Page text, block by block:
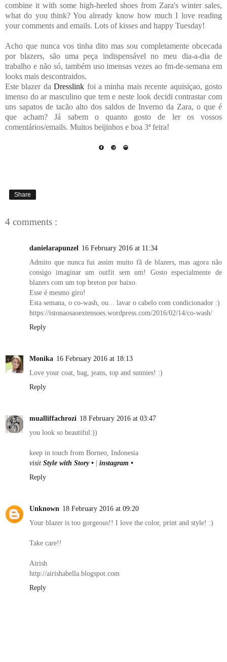
combine it with some high-heeled shoes from Zara's winter sales,
what do you think? You already know how much I love reading
your comments and emails. Lots of kisses and happy Tuesday!
Acho que nunca vos tinha dito mas sou completamente obcecada
por blazers, são uma peça indispensável no meu dia-a-dia de
trabalho e não só, também uso imensas vezes ao fm-de-semana em
looks mais descontraidos.
Este blazer daDresslink foi a minha mais recente aquisiçao, gosto
imenso do ar masculino que tem e neste look decidi contrastar com
uns sapatos de tacão alto dos saldos de Inverno da Zara, o que é
que acham? Já sabem o quanto gosto de ler os vossos
comentários/emails. Muitos beijinhos e boa 3ª feira!
Share
4 comments :
danielarapunzel 16 February 2016 at 11:34
Admito que nunca fui assim muito fã de blazers, mas agora não
consigo imaginar um outfit sem um! Gosto especialmente de
blazers com um top breton por baixo.
Esse é mesmo giro!
Esta semana, o co-wash, ou... lavar o cabelo com condicionador :)
https://istonaosaoextensoes.wordpress.com/2016/02/14/co-wash/
Reply
Monika 16 February 2016 at 18:13
Love your coat, bag, jeans, top and sunnies! :)
Reply
mualliffachrozi 18 February 2016 at 03:47
you look so beautiful:))
keep in touch from Borneo, Indonesia
visit Style with Story • | instagram •
Reply
Unknown 18 February 2016 at 09:20
Your blazer is too gorgeous!! I love the color, print and style! :)
Take care!!
Airish
http://airishabella.blogspot.com
Reply